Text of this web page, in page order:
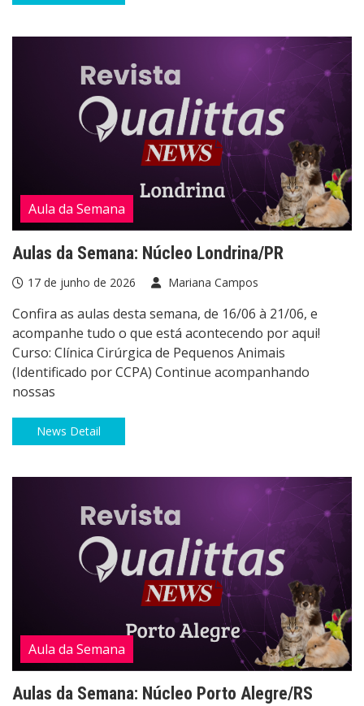
Aula da Semana
Aulas da Semana: Núcleo Londrina/PR
17 de junho de 2026 Mariana Campos
Confira as aulas desta semana, de 16/06 à 21/06, e
acompanhe tudo o que está acontecendo por aqui!
Curso: Clínica Cirúrgica de Pequenos Animais
(Identificado por CCPA) Continue acompanhando
nossas
News Detail
Aula da Semana
Aulas da Semana: Núcleo Porto Alegre/RS